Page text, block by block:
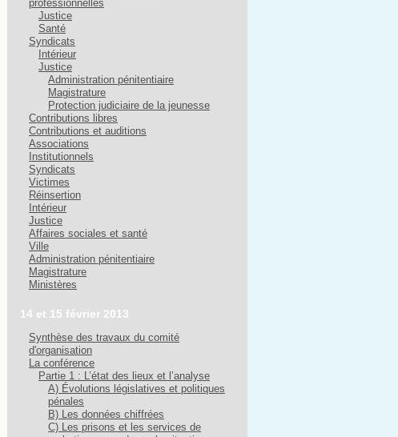
professionnelles
Justice
Santé
Syndicats
Intérieur
Justice
Administration pénitentiaire
Magistrature
Protection judiciaire de la jeunesse
Contributions libres
Contributions et auditions
Associations
Institutionnels
Syndicats
Victimes
Réinsertion
Intérieur
Justice
Affaires sociales et santé
Ville
Administration pénitentiaire
Magistrature
Ministères
14 et 15 février 2013
Synthèse des travaux du comité
d'organisation
La conférence
Partie 1 : L’état des lieux et l’analyse
A) Évolutions législatives et politiques
pénales
B) Les données chiffrées
C) Les prisons et les services de